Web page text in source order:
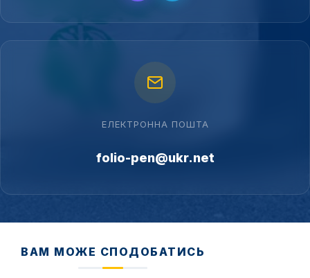
ЕЛЕКТРОННА ПОШТА
folio-pen@ukr.net
ВАМ МОЖЕ СПОДОБАТИСЬ